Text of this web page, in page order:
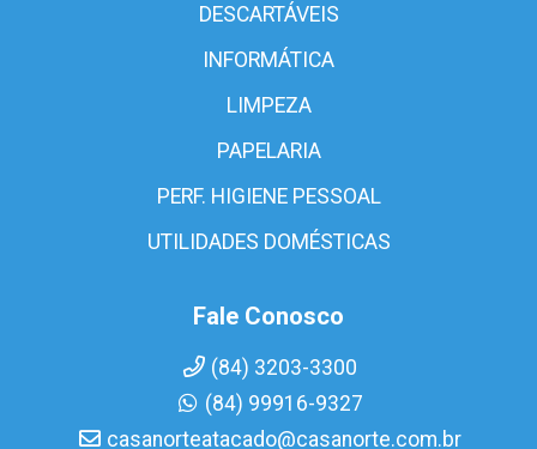
DESCARTÁVEIS
INFORMÁTICA
LIMPEZA
PAPELARIA
PERF. HIGIENE PESSOAL
UTILIDADES DOMÉSTICAS
Fale Conosco
(84) 3203-3300
(84) 99916-9327
casanorteatacado@casanorte.com.br